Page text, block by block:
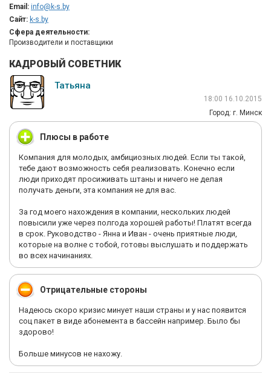
Email: info@k-s.by
Сайт: k-s.by
Сфера деятельности:
Производители и поставщики
КАДРОВЫЙ СОВЕТНИК
Татьяна
18:00 16.10.2015
Город: г. Минск
Плюсы в работе
Компания для молодых, амбициозных людей. Если ты такой,
тебе дают возможность себя реализовать. Конечно если
люди приходят просиживать штаны и ничего не делая
получать деньги, эта компания не для вас.
За год моего нахождения в компании, нескольких людей
повысили уже через полгода хорошей работы! Платят всегда
в срок. Руководство - Янна и Иван - очень приятные люди,
которые на волне с тобой, готовы выслушать и поддержать
во всех начинаниях.
Отрицательные стороны
Надеюсь скоро кризис минует наши страны и у нас появится
соц пакет в виде абонемента в бассейн например. Было бы
здорово!
Больше минусов не нахожу.